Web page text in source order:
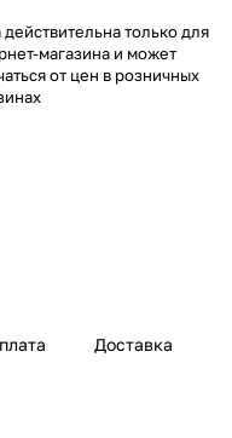
только для
магазина и может
от цен в розничных
Доставка